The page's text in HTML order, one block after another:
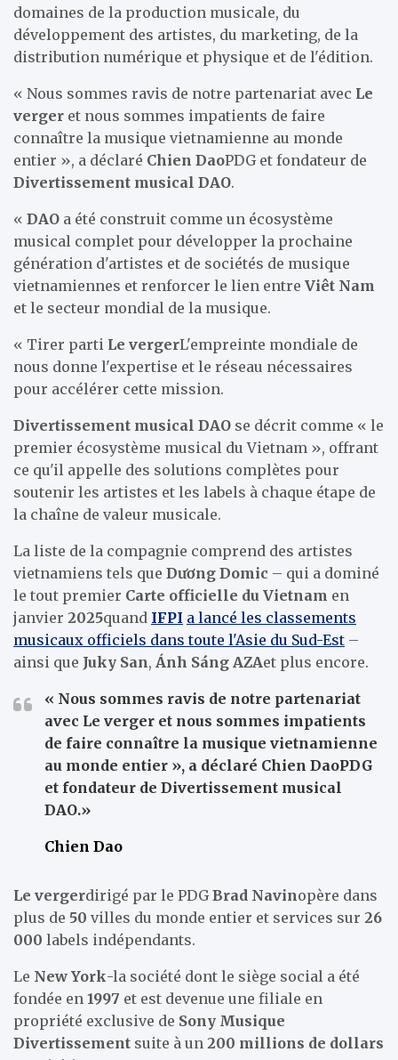
domaines de la production musicale, du
développement des artistes, du marketing, de la
distribution numérique et physique et de l'édition.
« Nous sommes ravis de notre partenariat avec Le
verger et nous sommes impatients de faire
connaître la musique vietnamienne au monde
entier », a déclaré Chien DaoPDG et fondateur de
Divertissement musical DAO.
« DAO a été construit comme un écosystème
musical complet pour développer la prochaine
génération d'artistes et de sociétés de musique
vietnamiennes et renforcer le lien entre Viêt Nam
et le secteur mondial de la musique.
« Tirer parti Le vergerL'empreinte mondiale de
nous donne l'expertise et le réseau nécessaires
pour accélérer cette mission.
Divertissement musical DAO se décrit comme « le
premier écosystème musical du Vietnam », offrant
ce qu'il appelle des solutions complètes pour
soutenir les artistes et les labels à chaque étape de
la chaîne de valeur musicale.
La liste de la compagnie comprend des artistes
vietnamiens tels que Dương Domic – qui a dominé
le tout premier Carte officielle du Vietnam en
janvier 2025quand IFPI a lancé les classements
musicaux officiels dans toute l'Asie du Sud-Est –
ainsi que Juky San, Ánh Sáng AZAet plus encore.
« Nous sommes ravis de notre partenariat
avec Le verger et nous sommes impatients
de faire connaître la musique vietnamienne
au monde entier », a déclaré Chien DaoPDG
et fondateur de Divertissement musical
DAO.»
Chien Dao
Le vergerdirigé par le PDG Brad Navinopère dans
plus de 50 villes du monde entier et services sur 26
000 labels indépendants.
Le New York-la société dont le siège social a été
fondée en 1997 et est devenue une filiale en
propriété exclusive de Sony Musique
Divertissement suite à un 200 millions de dollars